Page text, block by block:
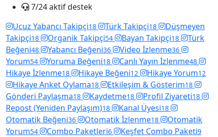
7/24 aktif destek
Ucuz Yabancı Takipçi18 Türk Takipçi18
Düşmeyen
Takipçi18 Organik Takipçi54 Bayan Takipçi18
Türk
Beğeni48 Yabancı Beğeni36 Video İzlenme36
Yorum54 Yoruma Beğeni18 Canlı Yayın İzlenme48
Hikaye İzlenme18 Hikaye Beğeni12 Hikaye Yorum12
Hikaye Anket Oylama18 Etkileşim & Gösterim18
Gönderi Paylaşma18 Kaydetme18 Profil Ziyareti18
Repost (Yeniden Paylaşım)18 Kanal Üyesi18
Otomatik Beğeni36 Otomatik İzlenme18
Otomatik
Yorum54 Combo Paketleri6 Keşfet Combo Paketi9